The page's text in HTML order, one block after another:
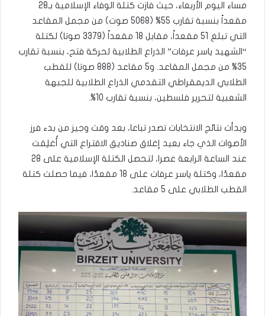
مساء اليوم الأربعاء، حيث فازت كتلة الوفاء الإسلامية بـ28
مقعداً بنسبة تقارب 55% (5068 صوت) من مجمل المقاعد
التي تبلغ 51 مقعداً، مقابل 18 مقعداً (3379 صوتا) لكتلة
“الشهيد ياسر عرفات” الذراع الطلابية لحركة فتح، بنسبة تقارب
35% من مجمل المقاعد. و5 مقاعد (888 صوتا) للقطب
الطلابي الديمقراطي التقدمي الذراع الطلابية للجبهة
الشعبية لتحرير فلسطين، بنسبة تقارب 10%.
وبدأت نتائج الانتخابات تصدر تباعا، بعد وقت وجيز من بدء فرز
الأصوات الذي جاء بعيد إغلاق صناديق الاقتراع التي أُغلِقت
عند الساعة الرابعة عصرا، لتحصل الكتلة الإسلامية على 28
مقعدًا، وكتلة ياسر عرفات على 18 مقعدًا، فيما حصلت كتلة
القطب الطلابي على 5 مقاعد.